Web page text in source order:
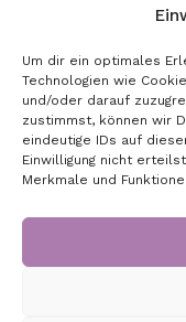
Um dir ein optimales
Technologien wie
und/oder darauf
zustimmst, können wir
eindeutige IDs auf
Einwilligung nicht
Merkmale und
Content &
go-to-
Über uns
Kontakt
Datenschutz